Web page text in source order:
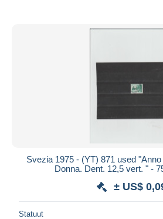
Svezia 1975 - (YT) 871 used
Donna. Dent. 12,5 vert. " -
± US$
Statuut